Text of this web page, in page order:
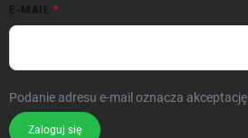
E-MAIL
Podanie adresu e-mail oznacza akceptację
Zaloguj się